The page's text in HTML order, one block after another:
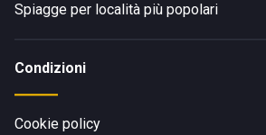
Spiagge per località più popolari
Condizioni
Cookie policy